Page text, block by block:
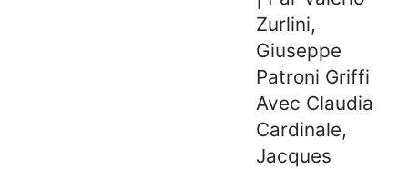
Zurlini,
Giuseppe
Patroni Griffi
Avec Claudia
Cardinale,
Jacques